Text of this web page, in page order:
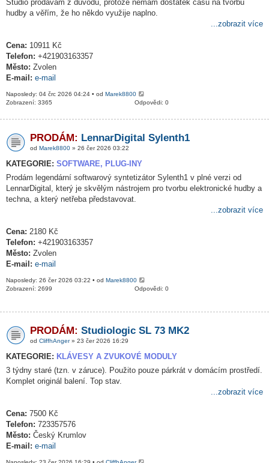
Studio prodávám z důvodu, protože nemám dostatek času na tvorbu
hudby a věřím, že ho někdo využije naplno.
...zobrazit více
Cena: 10911 Kč
Telefon: +421903163357
Město: Zvolen
E-mail: e-mail
Naposledy: 04 črc 2026 04:24 • od Marek8800
Odpovědi: 0
Zobrazení: 3365
PRODÁM: LennarDigital Sylenth1
od Marek8800 » 26 čer 2026 03:22
KATEGORIE: SOFTWARE, PLUG-INY
Prodám legendární softwarový syntetizátor Sylenth1 v plné verzi od
LennarDigital, který je skvělým nástrojem pro tvorbu elektronické hudby a
techna, a který netřeba představovat.
...zobrazit více
Cena: 2180 Kč
Telefon: +421903163357
Město: Zvolen
E-mail: e-mail
Naposledy: 26 čer 2026 03:22 • od Marek8800
Odpovědi: 0
Zobrazení: 2699
PRODÁM: Studiologic SL 73 MK2
od CliffhAnger» 23 čer 2026 16:29
KATEGORIE: KLÁVESY A ZVUKOVÉ MODULY
3 týdny staré (tzn. v záruce). Použito pouze párkrát v domácím prostředí.
Komplet originál balení. Top stav.
...zobrazit více
Cena: 7500 Kč
Telefon: 723357576
Město: Český Krumlov
E-mail: e-mail